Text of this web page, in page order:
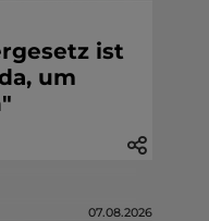
ist
um
07.08.2026